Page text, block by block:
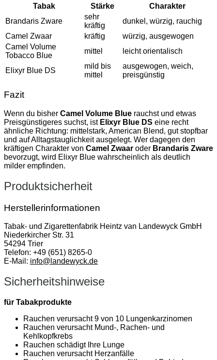
Tabak Stärke
Charakter
Brandaris Zware
sehr
kräftig
dunkel, würzig, rauchig
Camel Zwaar
kräftig
würzig, ausgewogen
Camel Volume
Tobacco Blue
mittel leicht orientalisch
Elixyr Blue DS
mild bis
mittel
ausgewogen, weich,
preisgünstig
Fazit
Wenn du bisher Camel Volume Blue rauchst und etwas
Preisgünstigeres suchst, ist Elixyr Blue DS eine recht
ähnliche Richtung: mittelstark, American Blend, gut stopfbar
und auf Alltagstauglichkeit ausgelegt. Wer dagegen den
kräftigen Charakter von Camel Zwaar oder Brandaris Zware
bevorzugt, wird Elixyr Blue wahrscheinlich als deutlich
milder empfinden.
Produktsicherheit
Herstellerinformationen
Tabak- und Zigarettenfabrik Heintz van Landewyck GmbH
Niederkircher Str. 31
54294 Trier
Telefon: +49 (651) 8265-0
E-Mail: info@landewyck.de
Sicherheitshinweise
für Tabakprodukte
Rauchen verursacht 9 von 10 Lungenkarzinomen
Rauchen verursacht Mund-, Rachen- und
Kehlkopfkrebs
Rauchen schädigt Ihre Lunge
Rauchen verursacht Herzanfälle